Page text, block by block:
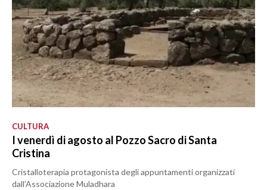
CULTURA
I venerdì di agosto al Pozzo Sacro di Santa
Cristina
Cristalloterapia protagonista degli appuntamenti organizzati
dall’Associazione Muladhara